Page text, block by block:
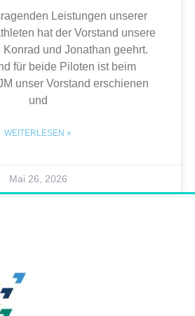
Leistungen unserer
hat der Vorstand unsere
und Jonathan geehrt.
für beide Piloten ist beim
unser Vorstand erschienen
und
WEITERLESEN »
Mai 26, 2026